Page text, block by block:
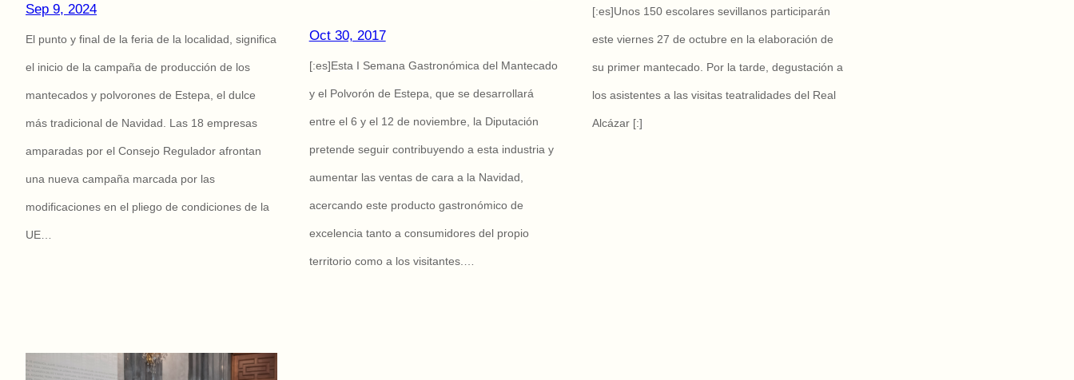
Sep 9, 2024
El punto y final de la feria de la localidad, significa
el inicio de la campaña de producción de los
mantecados y polvorones de Estepa, el dulce
más tradicional de Navidad. Las 18 empresas
amparadas por el Consejo Regulador afrontan
una nueva campaña marcada por las
modificaciones en el pliego de condiciones de la
UE…
Oct 30, 2017
[:es]Esta I Semana Gastronómica del Mantecado
y el Polvorón de Estepa, que se desarrollará
entre el 6 y el 12 de noviembre, la Diputación
pretende seguir contribuyendo a esta industria y
aumentar las ventas de cara a la Navidad,
acercando este producto gastronómico de
excelencia tanto a consumidores del propio
territorio como a los visitantes.…
[:es]Unos 150 escolares sevillanos participarán
este viernes 27 de octubre en la elaboración de
su primer mantecado. Por la tarde, degustación a
los asistentes a las visitas teatralidades del Real
Alcázar [:]